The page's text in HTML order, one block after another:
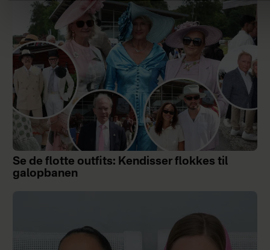
Se de flotte outfits: Kendisser flokkes til
galopbanen